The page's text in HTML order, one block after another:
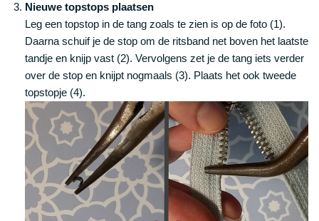
Nieuwe topstops plaatsen
Leg een topstop in de tang zoals te zien is op de foto (1).
Daarna schuif je de stop om de ritsband net boven het laatste
tandje en knijp vast (2). Vervolgens zet je de tang iets verder
over de stop en knijpt nogmaals (3). Plaats het ook tweede
topstopje (4).